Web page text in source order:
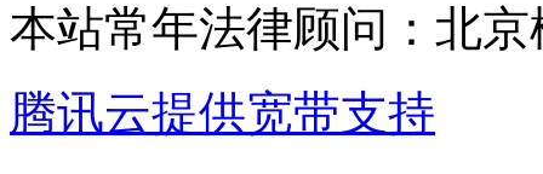
本站常年法律顾问：北
腾讯云提供宽带支持